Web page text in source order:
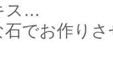
ス…
石でお作り